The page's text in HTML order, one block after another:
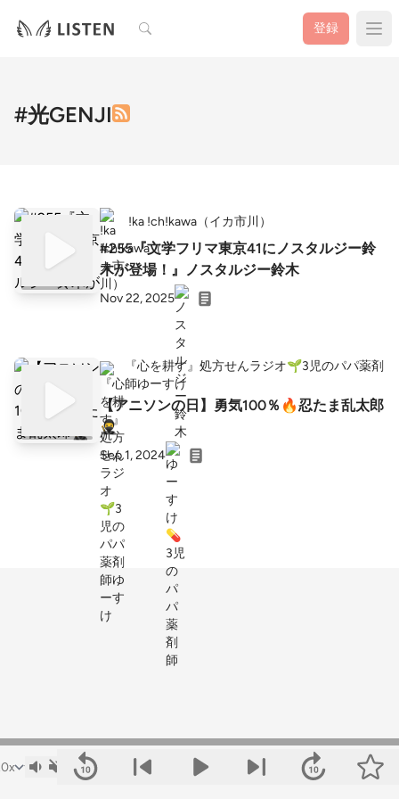
検索 登録
#光GENJI
!ka !ch!kawa（イカ市川）
#255『文学フリマ東京41にノスタルジー鈴
木が登場！』ノスタルジー鈴木
Nov 22, 2025
『心を耕す』処方せんラジオ🌱3児のパパ薬剤
師ゆーすけ
【アニソンの日】勇気100％🔥忍たま乱太郎
🥷
Sep 1, 2024